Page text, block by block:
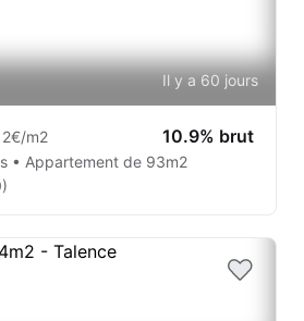
Il y a 60 jours
m2 10.9% brut
• Appartement de 93m2